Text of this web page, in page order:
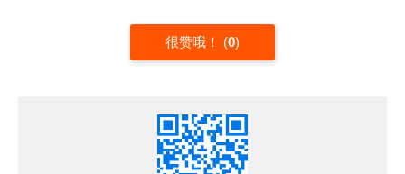
很赞哦！ (0)